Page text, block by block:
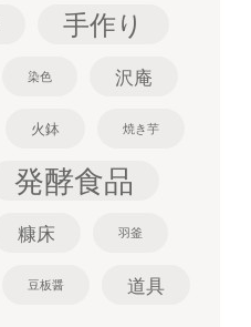
手作り
染色 沢庵
火鉢 焼き芋
発酵食品
糠床 羽釜
豆板醤 道具